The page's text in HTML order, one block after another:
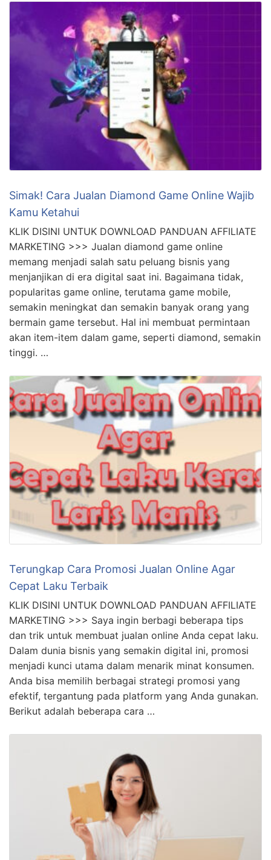
Simak! Cara Jualan Diamond Game Online Wajib
Kamu Ketahui
KLIK DISINI UNTUK DOWNLOAD PANDUAN AFFILIATE
MARKETING >>> Jualan diamond game online
memang menjadi salah satu peluang bisnis yang
menjanjikan di era digital saat ini. Bagaimana tidak,
popularitas game online, terutama game mobile,
semakin meningkat dan semakin banyak orang yang
bermain game tersebut. Hal ini membuat permintaan
akan item-item dalam game, seperti diamond, semakin
tinggi. …
Terungkap Cara Promosi Jualan Online Agar
Cepat Laku Terbaik
KLIK DISINI UNTUK DOWNLOAD PANDUAN AFFILIATE
MARKETING >>> Saya ingin berbagi beberapa tips
dan trik untuk membuat jualan online Anda cepat laku.
Dalam dunia bisnis yang semakin digital ini, promosi
menjadi kunci utama dalam menarik minat konsumen.
Anda bisa memilih berbagai strategi promosi yang
efektif, tergantung pada platform yang Anda gunakan.
Berikut adalah beberapa cara …